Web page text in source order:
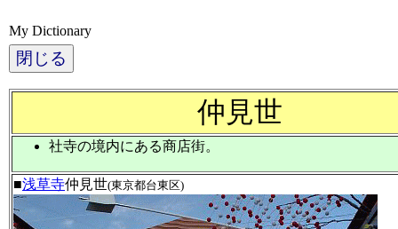
仲見世
社寺の境内にある商店街。
■浅草寺仲見世(東京都台東区)
My Dictionary
閉じる